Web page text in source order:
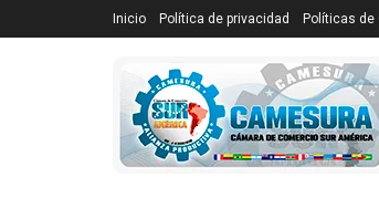
Inicio Política de privacidad Políticas de